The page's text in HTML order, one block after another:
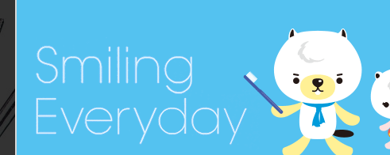
ダイヤバーFG ブリ
Fg Diamond Instrument
歯科用ダイヤモンドバー
品目コード
JAN/EANコード